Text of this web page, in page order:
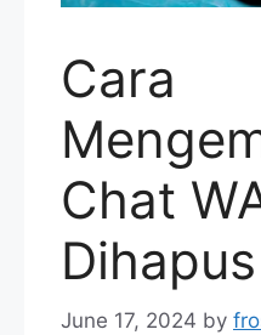
Cara
Chat
June 17, 2024 by